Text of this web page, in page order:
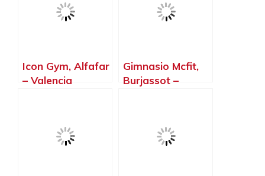
Icon Gym, Alfafar
– Valencia
Gimnasio Mcfit,
Burjassot –